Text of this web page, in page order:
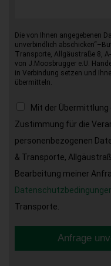
Die von Ihnen angegebenen
unverbindlich
Transporte, Allgäustraße 8,
von J.Moosbrugger e.U.
in Verbindung setzen und
übermitteln.
Mit der Übermittlung
Zustimmung für die
personenbezogenen
& Transporte,
Bearbeitung meiner
Transporte.
Anfrage